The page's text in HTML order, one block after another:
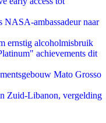
ambassadeur naar
ernstig alcoholmisbruik
achievements dit
Mato Grosso
Zuid-Libanon, vergelding